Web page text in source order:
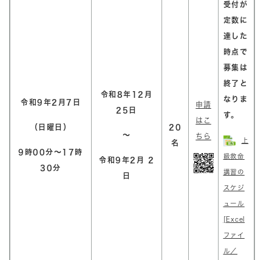
令和9年2月7日
（日曜日）
9時00分～17時
30分
令和8年12月
25日
～
令和9年2月 2
日
20
名
申請
はこ
ちら
受付が
定数に
達した
時点で
募集は
終了と
なりま
す。
上
級救命
講習の
スケジ
ュール
[Excel
ファイ
ル／